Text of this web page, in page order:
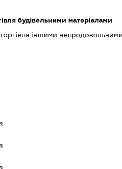
будівельними матеріалами
іншими